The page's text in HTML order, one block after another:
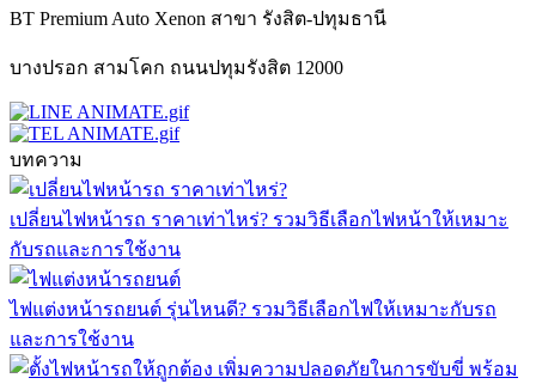
BT Premium Auto Xenon สาขา รังสิต-ปทุมธานี
บางปรอก สามโคก ถนนปทุมรังสิต 12000
บทความ
เปลี่ยนไฟหน้ารถ ราคาเท่าไหร่? รวมวิธีเลือกไฟหน้าให้เหมาะ
กับรถและการใช้งาน
ไฟแต่งหน้ารถยนต์ รุ่นไหนดี? รวมวิธีเลือกไฟให้เหมาะกับรถ
และการใช้งาน